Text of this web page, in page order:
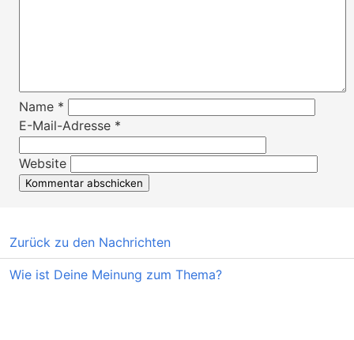
Name *
E-Mail-Adresse *
Website
Zurück zu den Nachrichten
Wie ist Deine Meinung zum Thema?